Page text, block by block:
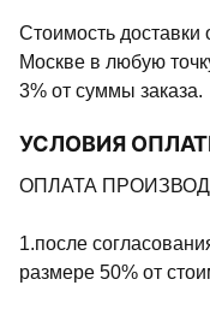
Стоимость доставки
Москве в любую
3% от суммы заказа.
УСЛОВИЯ
ОПЛАТА
1.после
размере 50% от